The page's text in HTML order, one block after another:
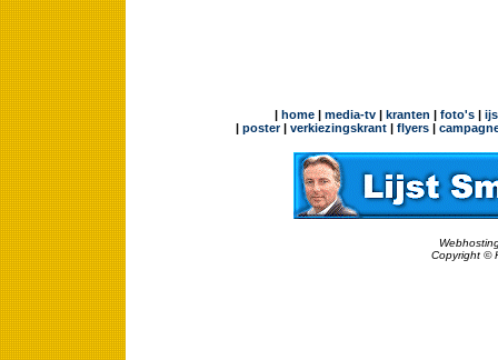
| home| media-tv| kranten | foto's|
| poster| verkiezingskrant | flyers |
Copyright ©